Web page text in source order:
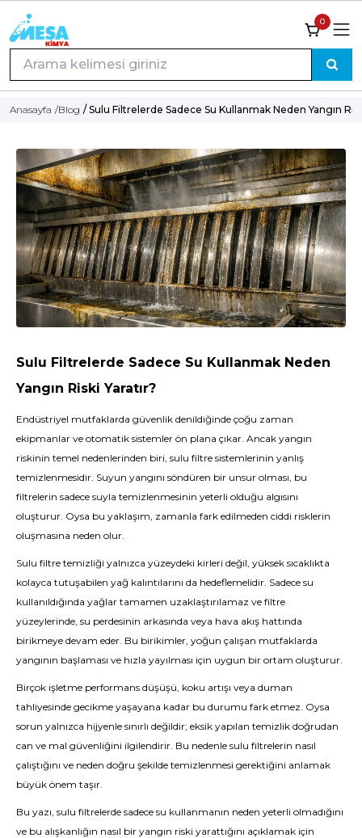
0
Anasayfa /Blog / Sulu Filtrelerde Sadece Su Kullanmak Neden Yangın
Sulu Filtrelerde Sadece Su Kullanmak Neden
Yangın Riski Yaratır?
Endüstriyel mutfaklarda güvenlik denildiğinde çoğu zaman
ekipmanlar ve otomatik sistemler ön plana çıkar. Ancak yangın
riskinin temel nedenlerinden biri, sulu filtre sistemlerinin yanlış
temizlenmesidir. Suyun yangını söndüren bir unsur olması, bu
filtrelerin sadece suyla temizlenmesinin yeterli olduğu algısını
oluşturur. Oysa bu yaklaşım, zamanla fark edilmeden ciddi risklerin
oluşmasına neden olur.
Sulu filtre temizliği yalnızca yüzeydeki kirleri değil, yüksek sıcaklıkta
kolayca tutuşabilen yağ kalıntılarını da hedeflemelidir. Sadece su
kullanıldığında yağlar tamamen uzaklaştırılamaz ve filtre
yüzeylerinde, su perdesinin arkasında veya hava akış hattında
birikmeye devam eder. Bu birikimler, yoğun çalışan mutfaklarda
yangının başlaması ve hızla yayılması için uygun bir ortam oluşturur.
Birçok işletme performans düşüşü, koku artışı veya duman
tahliyesinde gecikme yaşayana kadar bu durumu fark etmez. Oysa
sorun yalnızca hijyenle sınırlı değildir; eksik yapılan temizlik doğrudan
can ve mal güvenliğini ilgilendirir. Bu nedenle sulu filtrelerin nasıl
çalıştığını ve neden doğru şekilde temizlenmesi gerektiğini anlamak
büyük önem taşır.
Bu yazı, sulu filtrelerde sadece su kullanmanın neden yeterli olmadığını
ve bu alışkanlığın nasıl bir yangın riski yarattığını açıklamak için